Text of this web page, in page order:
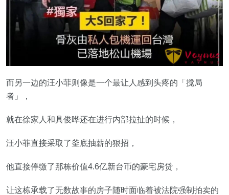
而另一边的汪小菲则像是一个最让人感到头疼的「搅局
者」，
就在徐家人和具俊晔还在进行内部拉扯的时候，
汪小菲直接采取了釜底抽薪的狠招，
他直接停缴了那栋价值4.6亿新台币的豪宅房贷，
让这栋承载了无数故事的房子随时面临着被法院强制拍卖的